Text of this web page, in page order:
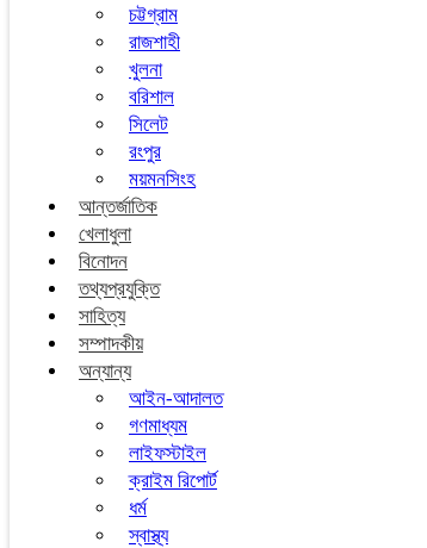
চট্টগ্রাম
রাজশাহী
খুলনা
বরিশাল
সিলেট
রংপুর
ময়মনসিংহ
আন্তর্জাতিক
খেলাধুলা
বিনোদন
তথ্যপ্রযুক্তি
সাহিত্য
সম্পাদকীয়
অন্যান্য
আইন-আদালত
গণমাধ্যম
লাইফস্টাইল
ক্রাইম রিপোর্ট
ধর্ম
স্বাস্থ্য